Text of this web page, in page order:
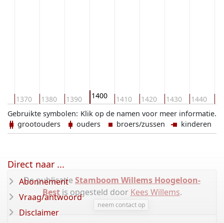
1370 1380 1390 1400 1410 1420 1430 1440
Klik op de namen voor meer informatie.
Gebruikte symbolen:
grootouders
ouders broers/zussen kinderen
De publicatie Stamboom Willems Hoogeloon-
Bestis opgesteld door Kees Willems.
neem contact op
Direct naar ...
Abonnement
Vraag/antwoord
Disclaimer